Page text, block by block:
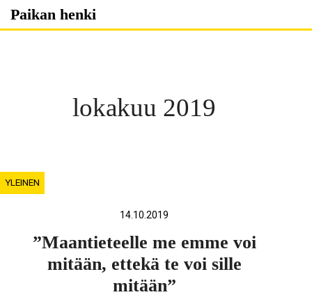
Skip
Paikan henki
lokakuu 2019
YLEINEN
14.10.2019
”Maantieteelle me emme voi
mitään, ettekä te voi sille
mitään”